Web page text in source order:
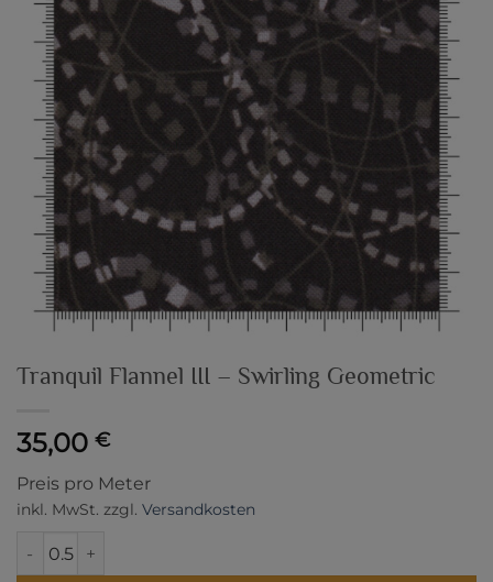
Tranquil Flannel III – Swirling Geometric
35,00 €
Preis pro Meter
inkl. MwSt. zzgl. Versandkosten
Tranquil Flannel III - Swirling Geometric Menge